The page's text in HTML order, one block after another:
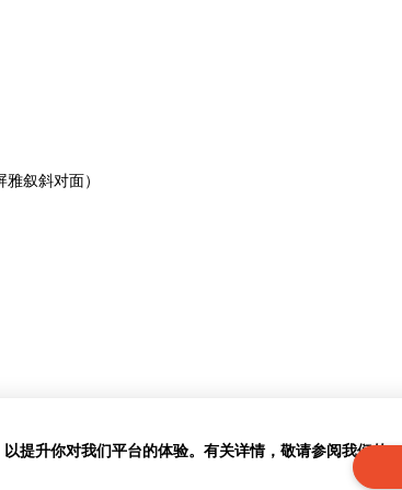
叙斜对面）
提升你对我们平台的体验。有关详情，敬请参阅我们的